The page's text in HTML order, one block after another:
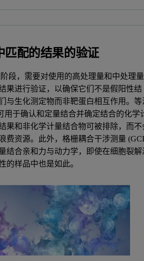
匹配的结果的验证
段，需要对使用的高处理量和中处理量
果进行验证，以确保它们不是假阳性结
与生化测定物而非靶蛋白相互作用。等
用于确认和定量结合并确定结合的化学
果和非化学计量结合物可被排除，而不
费资源。此外，格栅耦合干涉测量
结合亲和力与动力学，即使在细胞裂解
的样品中也是如此。